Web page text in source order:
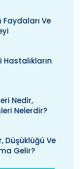
Ve
Hastalıkların
Nedir,
Nelerdir?
Düşüklüğü Ve
Gelir?